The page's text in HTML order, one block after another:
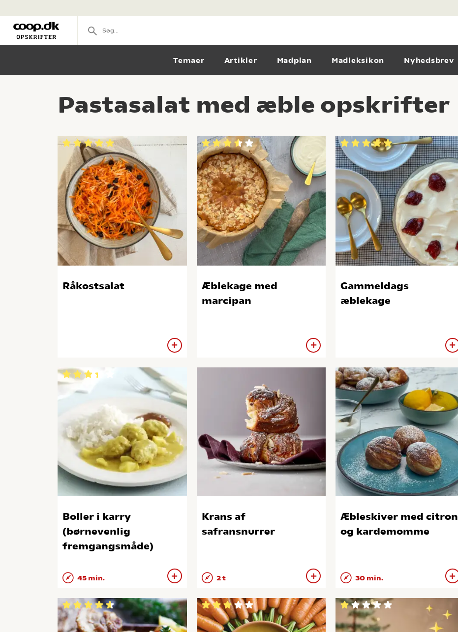
Temaer Artikler Madplan Madleksikon Nyhedsbrev
Pastasalat med æble opskrifter
Råkostsalat
Æblekage med
marcipan
Gammeldags
æblekage
Boller i karry
(børnevenlig
fremgangsmåde)
45 min.
Krans af
safransnurrer
2 t
Æbleskiver med citron
og kardemomme
30 min.